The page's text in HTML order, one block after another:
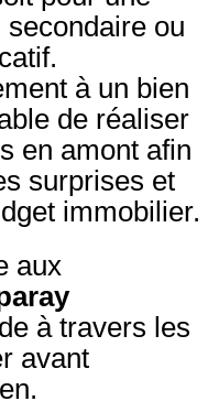
ou
à un bien
de réaliser
en amont afin
surprises et
immobilier.
aux
à travers les
avant